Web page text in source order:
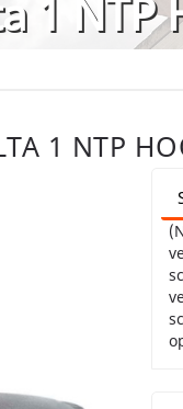
1 NTP
1 NTP